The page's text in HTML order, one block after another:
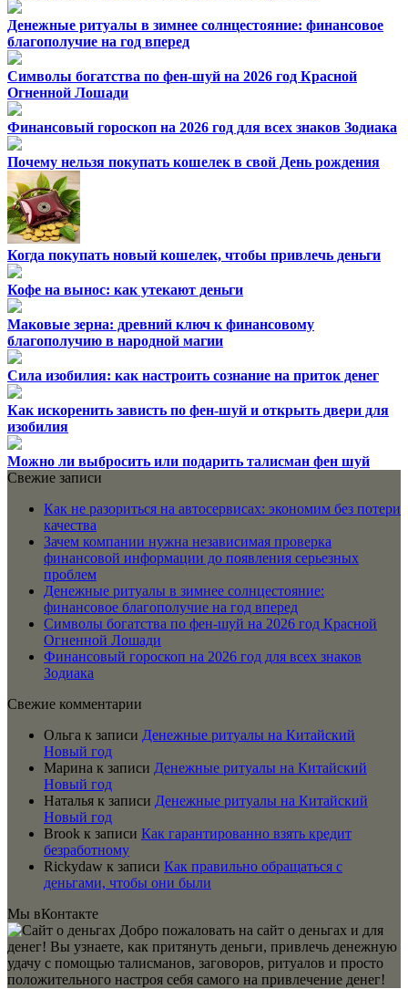
Денежные ритуалы в зимнее солнцестояние: финансовое
благополучие на год вперед
Символы богатства по фен-шуй на 2026 год Красной
Огненной Лошади
Финансовый гороскоп на 2026 год для всех знаков Зодиака
Почему нельзя покупать кошелек в свой День рождения
Когда покупать новый кошелек, чтобы привлечь деньги
Кофе на вынос: как утекают деньги
Маковые зерна: древний ключ к финансовому
благополучию в народной магии
Сила изобилия: как настроить сознание на приток денег
Как искоренить зависть по фен-шуй и открыть двери для
изобилия
Можно ли выбросить или подарить талисман фен шуй
Свежие записи
Как не разориться на автосервисах: экономим без потери
качества
Зачем компании нужна независимая проверка
финансовой информации до появления серьезных
проблем
Денежные ритуалы в зимнее солнцестояние:
финансовое благополучие на год вперед
Символы богатства по фен-шуй на 2026 год Красной
Огненной Лошади
Финансовый гороскоп на 2026 год для всех знаков
Зодиака
Свежие комментарии
Ольга к записи Денежные ритуалы на Китайский
Новый год
Марина к записи Денежные ритуалы на Китайский
Новый год
Наталья к записи Денежные ритуалы на Китайский
Новый год
Brook к записи Как гарантированно взять кредит
безработному
Rickydaw к записи Как правильно обращаться с
деньгами, чтобы они были
Мы вКонтакте
Добро пожаловать на сайт о деньгах и для
денег! Вы узнаете, как притянуть деньги, привлечь денежную
удачу с помощью талисманов, заговоров, ритуалов и просто
положительного настроя себя самого на привлечение денег!